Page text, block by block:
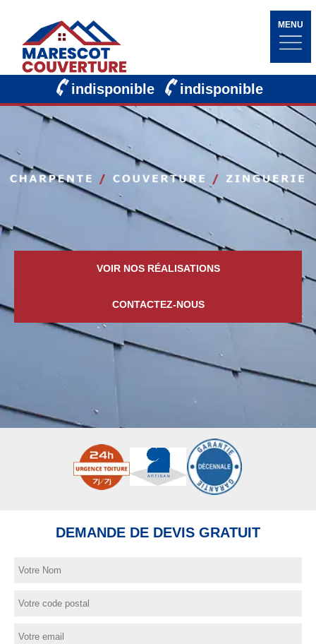
MENU
indisponible indisponible
VOIR NOS RÉALISATIONS
CONTACTEZ-NOUS
DEMANDE DE DEVIS GRATUIT